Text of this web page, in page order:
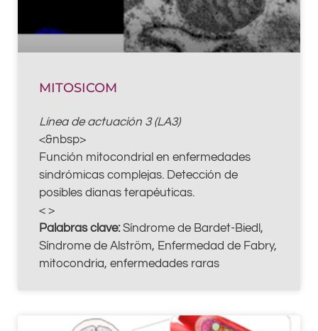
MITOSICOM
Línea de actuación 3 (LA3)
<&nbsp>
Función mitocondrial en enfermedades
sindrómicas complejas. Detección de
posibles dianas terapéuticas.
< >
Palabras clave:Síndrome de Bardet-Biedl,
Síndrome de Alström, Enfermedad de Fabry,
mitocondria, enfermedades raras